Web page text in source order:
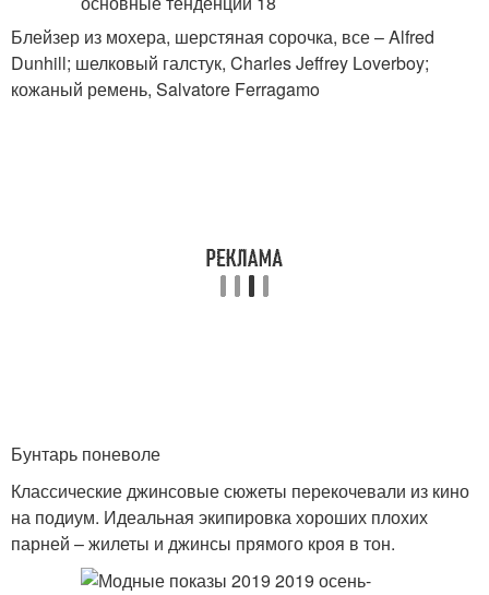
Блейзер из мохера, шерстяная сорочка, все – Alfred
Dunhill; шелковый галстук, Charles Jeffrey Loverboy;
кожаный ремень, Salvatore Ferragamo
Бунтарь поневоле
Классические джинсовые сюжеты перекочевали из кино
на подиум. Идеальная экипировка хороших плохих
парней – жилеты и джинсы прямого кроя в тон.